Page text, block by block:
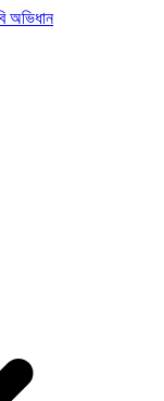
অভিধান